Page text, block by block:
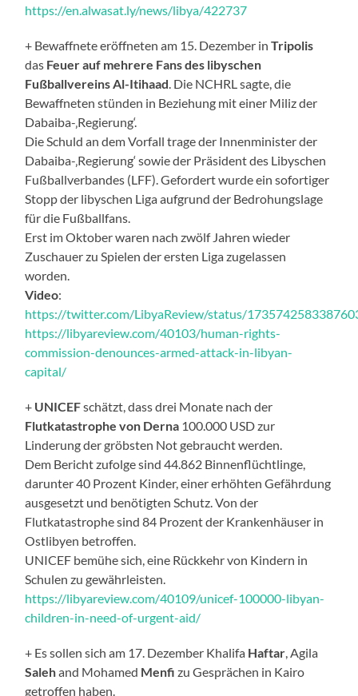
https://en.alwasat.ly/news/libya/422737
+ Bewaffnete eröffneten am 15. Dezember inTripolis
das Feuer auf mehrere Fans des libyschen
Fußballvereins Al-Itihaad . Die NCHRL sagte, die
Bewaffneten stünden in Beziehung mit einer Miliz der
Dabaiba-‚Regierung‘.
Die Schuld an dem Vorfall trage der Innenminister der
Dabaiba-‚Regierung‘ sowie der Präsident des Libyschen
Fußballverbandes (LFF). Gefordert wurde ein sofortiger
Stopp der libyschen Liga aufgrund der Bedrohungslage
für die Fußballfans.
Erst im Oktober waren nach zwölf Jahren wieder
Zuschauer zu Spielen der ersten Liga zugelassen
worden.
Video:
https://twitter.com/LibyaReview/status/
https://libyareview.com/40103/human-rights-
commission-denounces-armed-attack-in-libyan-
capital/
+ UNICEFschätzt, dass drei Monate nach der
Flutkatastrophe von Derna 100.000 USD zur
Linderung der gröbsten Not gebraucht werden.
Dem Bericht zufolge sind 44.862 Binnenflüchtlinge,
darunter 40 Prozent Kinder, einer erhöhten Gefährdung
ausgesetzt und benötigten Schutz. Von der
Flutkatastrophe sind 84 Prozent der Krankenhäuser in
Ostlibyen betroffen.
UNICEF bemühe sich, eine Rückkehr von Kindern in
Schulen zu gewährleisten.
https://libyareview.com/40109/unicef-100000-libyan-
children-in-need-of-urgent-aid/
+ Es sollen sich am 17. Dezember Khalifa Haftar , Agila
Salehand Mohamed Menfi zu Gesprächen in Kairo
getroffen haben.